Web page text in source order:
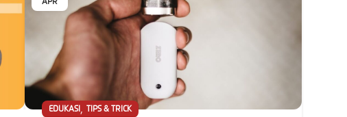
EDUKASI , TIPS & TRICK